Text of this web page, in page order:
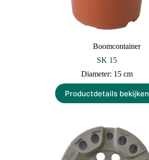
Boomcontainer
SK 15
Diameter: 15 cm
Productdetails bekijken